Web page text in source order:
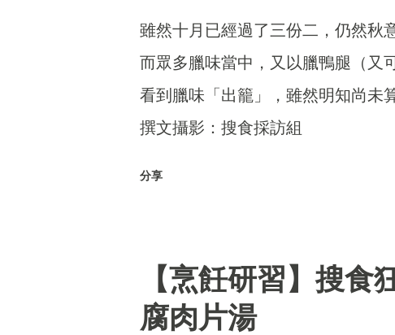
雖然十月已經過了三份二，仍然秋
而眾多臘味當中，又以臘鴨腿（又
看到臘味「出籠」，雖然明知尚未
撰文攝影：搜食採訪組
分享
【烹飪研習】搜
腐肉片湯